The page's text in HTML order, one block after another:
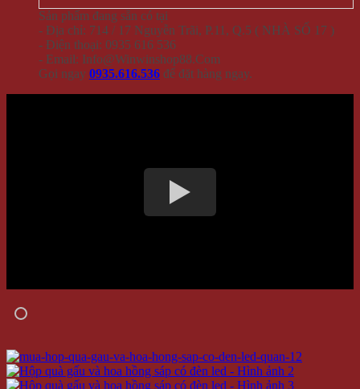
Sản phẩm đang sẵn có tại
- Địa chỉ: 714 / 17 Nguyễn Trãi, P.11, Q.5 ( NHÀ SỐ 17 )
- Điện thoại: 0935 616 536
- Email: Info@Winwinshop88.Com
Gọi ngay 0935.616.536 để đặt hàng ngay.